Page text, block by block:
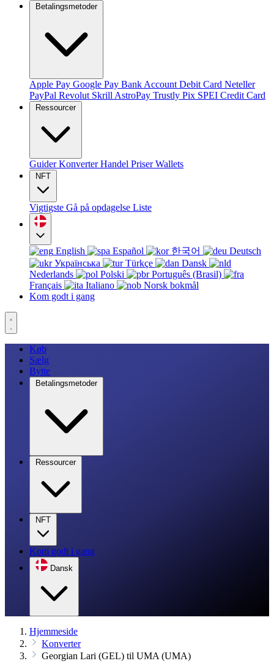
Betalingsmetoder
Apple Pay Google Pay Bank Account Debit Card Neteller
PayPal Revolut Skrill AstroPay Trustly Pix SPEI Credit Card
Ressourcer
GuiderKonverterHandel PriserWallets
NFT
Vigtigste Gå på opdagelse Liste
English Español 한국어
Deutsch
Українська
Türkçe
Dansk
Nederlands
Polski
Português (Brasil)
Français
Italiano
Norsk bokmål
Kom godt i gang
Køb
Sælg
Bytte
Betalingsmetoder
Ressourcer
NFT
Kom godt i gang
Dansk
Hjemmeside
Konverter
Georgian Lari (GEL) til UMA (UMA)